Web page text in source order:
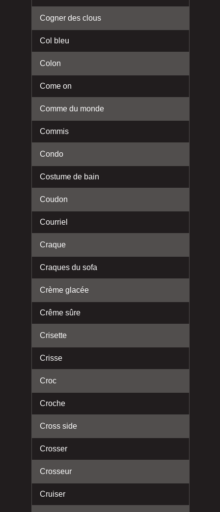
Cogner des clous
Col bleu
Colon
Come on
Comme du monde
Commis
Condo
Costume de bain
Coudon
Courriel
Craque
Craques du sofa
Crème glacée
Crême sûre
Crisette
Crisse
Croc
Croche
Cross side
Crosser
Crosseur
Cruiser